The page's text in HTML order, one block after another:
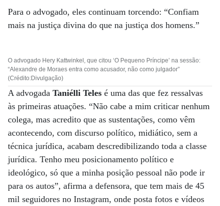
Para o advogado, eles continuam torcendo: “Confiam
mais na justiça divina do que na justiça dos homens.”
O advogado Hery Kattwinkel, que citou ‘O Pequeno Príncipe’ na sessão:
“Alexandre de Moraes entra como acusador, não como julgador”
(Crédito:Divulgação)
A advogada Taniélli Teles é uma das que fez ressalvas
às primeiras atuações. “Não cabe a mim criticar nenhum
colega, mas acredito que as sustentações, como vêm
acontecendo, com discurso político, midiático, sem a
técnica jurídica, acabam descredibilizando toda a classe
jurídica. Tenho meu posicionamento político e
ideológico, só que a minha posição pessoal não pode ir
para os autos”, afirma a defensora, que tem mais de 45
mil seguidores no Instagram, onde posta fotos e vídeos